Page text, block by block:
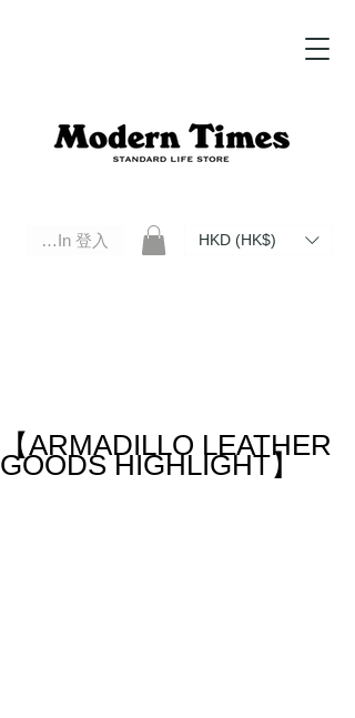
Log In 登入 HKD (HK$)
【ARMADILLO LEATHER
GOODS HIGHLIGHT】